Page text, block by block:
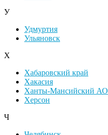
У
Удмуртия
Ульяновск
Х
Хабаровский край
Хакасия
Ханты-Мансийский АО
Херсон
Ч